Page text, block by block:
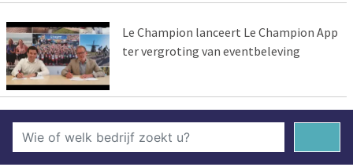
Le Champion lanceert Le Champion App
ter vergroting van eventbeleving